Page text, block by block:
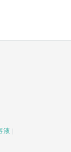
液